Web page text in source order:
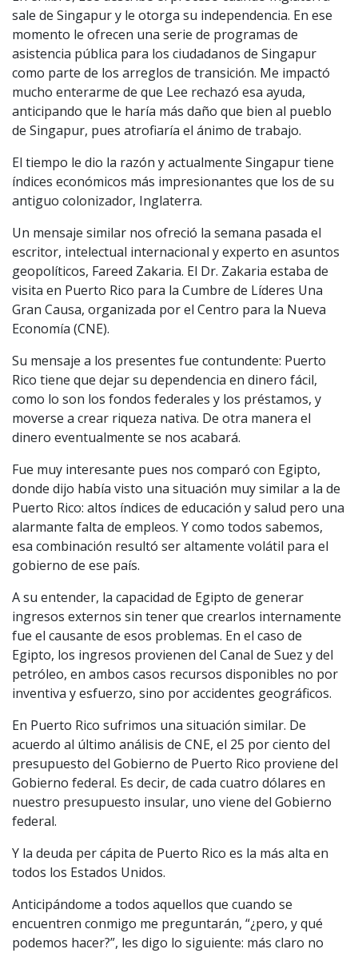
sale de Singapur y le otorga su independencia. En ese
momento le ofrecen una serie de programas de
asistencia pública para los ciudadanos de Singapur
como parte de los arreglos de transición. Me impactó
mucho enterarme de que Lee rechazó esa ayuda,
anticipando que le haría más daño que bien al pueblo
de Singapur, pues atrofiaría el ánimo de trabajo.
El tiempo le dio la razón y actualmente Singapur tiene
índices económicos más impresionantes que los de su
antiguo colonizador, Inglaterra.
Un mensaje similar nos ofreció la semana pasada el
escritor, intelectual internacional y experto en asuntos
geopolíticos, Fareed Zakaria. El Dr. Zakaria estaba de
visita en Puerto Rico para la Cumbre de Líderes Una
Gran Causa, organizada por el Centro para la Nueva
Economía (CNE).
Su mensaje a los presentes fue contundente: Puerto
Rico tiene que dejar su dependencia en dinero fácil,
como lo son los fondos federales y los préstamos, y
moverse a crear riqueza nativa. De otra manera el
dinero eventualmente se nos acabará.
Fue muy interesante pues nos comparó con Egipto,
donde dijo había visto una situación muy similar a la de
Puerto Rico: altos índices de educación y salud pero una
alarmante falta de empleos. Y como todos sabemos,
esa combinación resultó ser altamente volátil para el
gobierno de ese país.
A su entender, la capacidad de Egipto de generar
ingresos externos sin tener que crearlos internamente
fue el causante de esos problemas. En el caso de
Egipto, los ingresos provienen del Canal de Suez y del
petróleo, en ambos casos recursos disponibles no por
inventiva y esfuerzo, sino por accidentes geográficos.
En Puerto Rico sufrimos una situación similar. De
acuerdo al último análisis de CNE, el 25 por ciento del
presupuesto del Gobierno de Puerto Rico proviene del
Gobierno federal. Es decir, de cada cuatro dólares en
nuestro presupuesto insular, uno viene del Gobierno
federal.
Y la deuda per cápita de Puerto Rico es la más alta en
todos los Estados Unidos.
Anticipándome a todos aquellos que cuando se
encuentren conmigo me preguntarán, “¿pero, y qué
podemos hacer?”, les digo lo siguiente: más claro no